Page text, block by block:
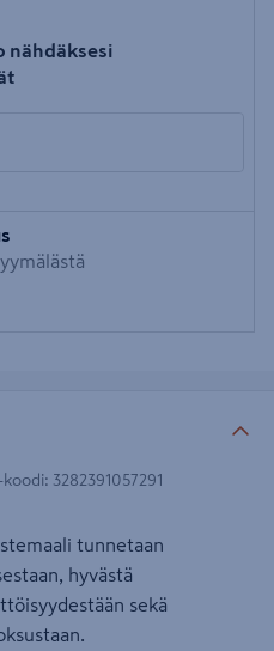
nähdäksesi
koodi: 3282391057291
tunnetaan
hyvästä
sekä